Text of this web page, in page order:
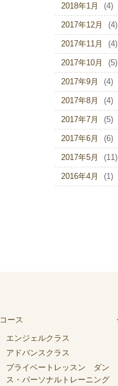
2018年1月 (4)
2017年12月 (4)
2017年11月 (4)
2017年10月 (5)
2017年9月 (4)
2017年8月 (4)
2017年7月 (5)
2017年6月 (6)
2017年5月 (11)
2016年4月 (1)
コース
エンジェルクラス
アドバンスクラス
プライベートレッスン ダン
ス・パーソナルトレーニング